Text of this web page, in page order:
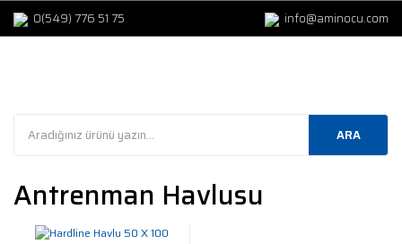
0(549) 776 51 75 info@aminocu.com
ARA
Antrenman Havlusu